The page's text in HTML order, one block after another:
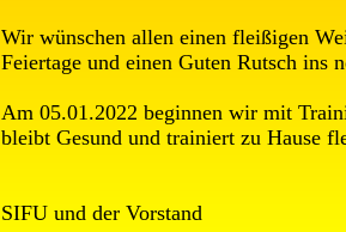
Wir wünschen allen einen fleißigen
Feiertage und einen Guten Rutsch ins
Am 05.01.2022 beginnen wir mit
bleibt Gesund und trainiert zu Hause
SIFU und der Vorstand